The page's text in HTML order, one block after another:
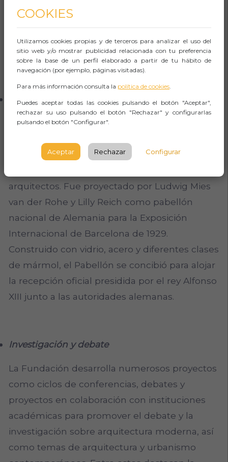
calidad de la producción arquitectónica en
talento joven.
Divulgación del Pabellón
El Pabellón de Barcelona, ​​obra simbólica del
interpretado exhaustivamente, al tiempo que
arquitectos. Fue proyectado por Ludwig Mies
van der Rohe y Lilly Reich como pabellón
nacional de Alemania para la Exposición
Internacional de Barcelona de 1929.
Construido con vidrio, acero y diferentes clases
de mármol, el Pabellón se concibió para alojar
la recepción oficial presidida por el rey Alfonso
XIII junto a las autoridades alemanas.
Investigación y debate
La Fundación desarrolla numerosos proyectos
como ciclos de conferencias, debates y
proyectos en colaboración con instituciones
académicas para promover el debate y la
investigación sobre arquitectura moderna, así
como temas de arquitectura y urbanismo
COOKIES
Utilizamos cookies propias y de terceros para analizar el uso del
sitio web y/o mostrar publicidad relacionada con tu preferencia
sobre la base de un perfil elaborado a partir de tu hábito de
navegación (por ejemplo, páginas visitadas).
Para más información consulta la política de cookies
Puedes aceptar todas las cookies pulsando el botón "Aceptar",
rechazar su uso pulsando el botón "Rechazar" y configurarlas
pulsando el botón "Configurar".
Aceptar Rechazar Configurar